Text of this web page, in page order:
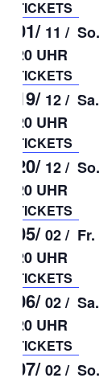
TICKETS
01/ 11 /So.
20 UHR
TICKETS
19/ 12 /Sa.
20 UHR
TICKETS
20/ 12 /So.
20 UHR
TICKETS
05/02 / Fr.
20 UHR
TICKETS
06/02 /Sa.
20 UHR
TICKETS
07/02 /So.